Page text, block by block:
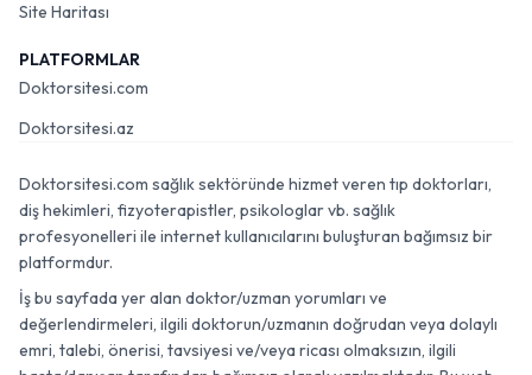
Site Haritası
PLATFORMLAR
Doktorsitesi.com
Doktorsitesi.az
Doktorsitesi.com sağlık sektöründe hizmet veren tıp doktorları,
diş hekimleri, fizyoterapistler, psikologlar vb. sağlık
profesyonelleri ile internet kullanıcılarını buluşturan bağımsız bir
platformdur.
İş bu sayfada yer alan doktor/uzman yorumları ve
değerlendirmeleri, ilgili doktorun/uzmanın doğrudan veya dolaylı
emri, talebi, önerisi, tavsiyesi ve/veya ricası olmaksızın, ilgili